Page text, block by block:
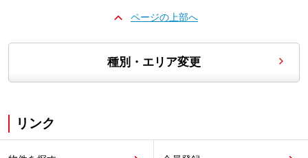
ページの上部へ
種別・エリア変更
リンク